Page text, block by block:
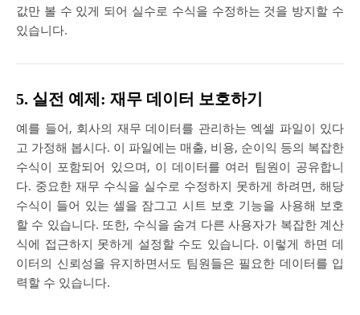
값만 볼 수 있게 되어 실수로 수식을 수정하는 것을 방지할 수
있습니다.
5. 실전 예제: 재무 데이터 보호하기
예를 들어, 회사의 재무 데이터를 관리하는 엑셀 파일이 있다
고 가정해 봅시다. 이 파일에는 매출, 비용, 순이익 등의 복잡한
수식이 포함되어 있으며, 이 데이터를 여러 팀원이 공유합니
다. 중요한 재무 수식을 실수로 수정하지 못하게 하려면, 해당
수식이 들어 있는 셀을 잠그고 시트 보호 기능을 사용해 보호
할 수 있습니다. 또한, 수식을 숨겨 다른 사용자가 복잡한 계산
식에 접근하지 못하게 설정할 수도 있습니다. 이렇게 하면 데
이터의 신뢰성을 유지하면서도 팀원들은 필요한 데이터를 입
력할 수 있습니다.